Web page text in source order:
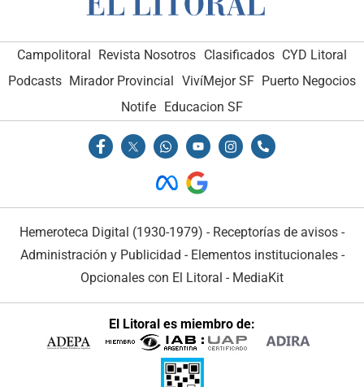
Campolitoral Revista Nosotros Clasificados CYD Litoral
Podcasts Mirador Provincial VivíMejor SF Puerto Negocios
Notife Educacion SF
Hemeroteca Digital (1930-1979) - Receptorías de avisos -
Administración y Publicidad - Elementos institucionales-
Opcionales con El Litoral - MediaKit
El Litoral es miembro de: